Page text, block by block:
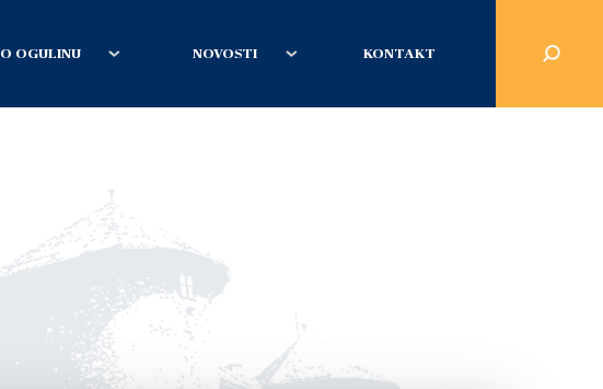
O OGULINU NOVOSTI KONTAKT